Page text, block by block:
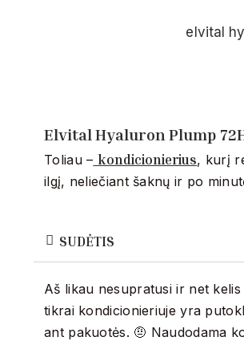
Elvital Hyaluron Plump
Toliau – kondicionierius, kurį
ilgį, neliečiant šaknų ir po
SUDĖTIS
Aš likau nesupratusi ir net
tikrai kondicionieriuje yra
ant pakuotės. 🤨 Naudodama